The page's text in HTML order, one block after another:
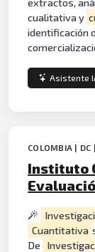
cualitativa y
identificación
Asistente
COLOMBIA | DC
Instituto
Cuantitativa
De